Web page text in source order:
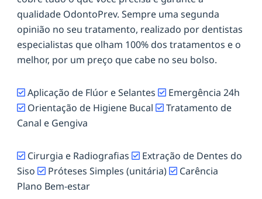
qualidade OdontoPrev. Sempre uma segunda
opinião no seu tratamento, realizado por dentistas
especialistas que olham 100% dos tratamentos e o
melhor, por um preço que cabe no seu bolso.
Aplicação de Flúor e Selantes
Emergência 24h
Orientação de Higiene Bucal
Tratamento de
Canal e Gengiva
Cirurgia e Radiografias
Extração de Dentes do
Siso
Próteses Simples (unitária)
Carência
Plano Bem-estar